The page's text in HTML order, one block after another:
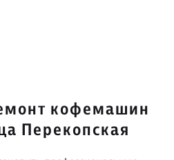
кофемашин
Перекопская